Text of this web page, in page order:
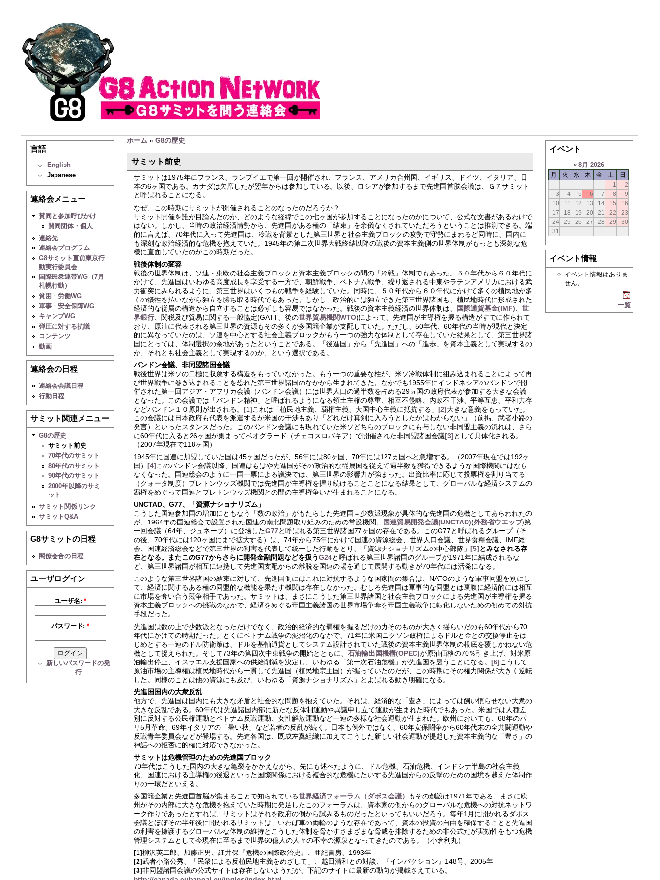
言語
English
Japanese
連絡会メニュー
賛同と参加呼びかけ
賛同団体・個人
連絡先
連絡会プログラム
G8サミット直前東京行
動実行委員会
国際民衆連帯WG（7月
札幌行動）
貧困・労働WG
軍事・安全保障WG
キャンプWG
弾圧に対する抗議
コンテンツ
動画
連絡会の日程
連絡会会議日程
行動日程
サミット関連メニュー
G8の歴史
サミット前史
70年代のサミット
80年代のサミット
90年代のサミット
2000年以降のサミ
ット
サミット関係リンク
サミットQ&A
G8サミットの日程
閣僚会合の日程
ユーザログイン
ユーザ名: *
パスワード:*
新しいパスワードの発
行
ホーム » G8の歴史
サミット前史
サミットは1975年にフランス、ランブイエで第一回が開催され、フランス、アメリカ合州国、イギリス、ドイツ、イタリア、日
本の6ヶ国である。カナダは欠席したが翌年からは参加している。以後、ロシアが参加するまで先進国首脳会議は、Ｇ７サミット
と呼ばれることになる。
なぜ、この時期にサミットが開催されることのなったのだろうか？
サミット開催を誰が目論んだのか、どのような経緯でこの七ヶ国が参加することになったのかについて、公式な文書があるわけで
はない。しかし、当時の政治経済情勢から、先進国がある種の「結束」を余儀なくされていただろうということは推測できる。端
的に言えば、70年代に入って先進国は、冷戦を背景とした第三世界と社会主義ブロックの攻勢で守勢にまわるど同時に、国内に
も深刻な政治経済的な危機を抱えていた。1945年の第二次世界大戦終結以降の戦後の資本主義側の世界体制がもっとも深刻な危
機に直面していたのがこの時期だった。
戦後体制の変容
戦後の世界体制は、ソ連・東欧の社会主義ブロックと資本主義ブロックの間の「冷戦」体制でもあった。５０年代から６０年代に
かけて、先進国はいわゆる高度成長を享受する一方で、朝鮮戦争、ベトナム戦争、繰り返される中東やラテンアメリカにおける武
力衝突にみられるように、第三世界はいくつもの戦争を経験していた。同時に、５０年代から６０年代にかけて多くの植民地が多
くの犠牲を払いながら独立を勝ち取る時代でもあった。しかし、政治的には独立できた第三世界諸国も、植民地時代に形成された
経済的な従属の構造から自立することは必ずしも容易ではなかった。戦後の資本主義経済の世界体制は、
国際通貨基金(IMF)
世
界銀行、関税及び貿易に関する一般協定(GATT、後の世界貿易機関WTO)によって、先進国が主導権を握る構造がすでに作られて
おり、原油に代表される第三世界の資源もその多くが多国籍企業が支配していた。ただし、50年代、60年代の当時が現代と決定
的に異なっていたのは、ソ連を中心とする社会主義ブロックがもう一つの強力な体制として存在していた結果として、第三世界諸
国にとっては、体制選択の余地があったということである。「後進国」から「先進国」への「進歩」を資本主義として実現するの
か、それとも社会主義として実現するのか、という選択である。
バンドン会議、非同盟諸国会議
戦後世界は米ソの二極に収斂する構造をもっていなかった。もう一つの重要な柱が、米ソ冷戦体制に組み込まれることによって再
び世界戦争に巻き込まれることを恐れた第三世界諸国のなかから生まれてきた。なかでも1955年にインドネシアのバンドンで開
催された第一回アジア・アフリカ会議（バンドン会議）には世界人口の過半数を占める29ヵ国の政府代表が参加する大きな会議
となった。この会議では「バンドン精神」と呼ばれるようになる領土主権の尊重、相互不侵略、内政不干渉、平等互恵、平和共存
などバンドン１０原則が出される。 [1]これは「植民地主義、覇権主義、大国中心主義に抵抗する」 [2]大きな意義をもっていた。
この会議には日本政府も代表を派遣するが米国の干渉もあり「どれだけ真剣に入ろうとしたかはわからない」（前掲、武者小路の
発言）といったスタンスだった。このバンドン会議にも現れていた米ソどちらのブロックにも与しない非同盟主義の流れは、さら
に60年代に入ると26ヶ国が集まってベオグラード（チェコスロバキア）で開催された非同盟諸国会議[3]として具体化される。
（2007年現在で118ヶ国）
1945年に国連に加盟していた国は45ヶ国だったが、56年には80ヶ国、70年には127ヵ国へと急増する。（2007年現在では192ヶ
国） [4]このバンドン会議以降、国連はもはや先進国がその政治的な従属国を従えて過半数を獲得できるような国際機関にはなら
なくなった。国連総会のように一国一票による議決では、第三世界の影響力が強まった。出資比率に応じて投票権を割り当てる
（クォータ制度）ブレトンウッズ機関では先進国が主導権を握り続けることことになる結果として、グローバルな経済システムの
覇権をめぐって国連とブレトンウッズ機関との間の主導権争いが生まれることになる。
UNCTAD、G77、「資源ナショナリズム」
こうした国連参加国の増加にともなう「数の政治」がもたらした先進国＝少数派現象が具体的な先進国の危機としてあらわれたの
が、1964年の国連総会で設置された国連の南北問題取り組みのための常設機関、
国連貿易開発会議(UNCTAD)(外務省ウエッブ)第
一回会議（64年、ジュネーブ）に登場したG77と呼ばれる第三世界諸国77ヶ国の存在である。このG77と呼ばれるグループ（そ
の後、70年代には120ヶ国にまで拡大する）は、74年から75年にかけて国連の資源総会、世界人口会議、世界食糧会議、IMF総
会、国連経済総会などで第三世界の利害を代表して統一した行動をとり、「資源ナショナリズムの中心部隊」 [5]とみなされる存
在となる。またこのG77からさらに開発金融問題などを扱うG24と呼ばれる第三世界諸国のグループが1971年に結成されるな
ど、第三世界諸国が相互に連携して先進国支配からの離脱を国連の場を通じて展開する動きが70年代には活発になる。
このような第三世界諸国の結束に対して、先進国側にはこれに対抗するような国家間の集合は、NATOのような軍事同盟を別にし
て、経済に関するある種の同盟的な機能を果たす機関は存在しなかった。むしろ先進国は軍事的な同盟とは裏腹に経済的には相互
に市場を奪い合う競争相手であった。サミットは、まさにこうした第三世界諸国と社会主義ブロックによる先進国が主導権を握る
資本主義ブロックへの挑戦のなかで、経済をめぐる帝国主義諸国の世界市場争奪を帝国主義戦争に転化しないための初めての対抗
手段だった。
先進国は数の上で少数派となっただけでなく、政治的経済的な覇権を握るだけの力そのものが大きく揺らいだのも60年代から70
年代にかけての時期だった。とくにベトナム戦争の泥沼化のなかで、71年に米国ニクソン政権にょるドルと金との交換停止をは
じめとする一連のドル防衛策は、ドルを基軸通貨としてシステム設計されていた戦後の資本主義世界体制の根底を覆しかねない危
機として捉えられた。そして73年の第四次中東戦争の開始とともに、 石油輸出国機構(OPEC)が原油価格の70％引き上げ、対米原
油輸出停止、イスラエル支援国家への供給削減を決定し、いわゆる「第一次石油危機」が先進国を襲うことになる。 [6]こうして
原油市場の主導権は植民地時代から一貫して先進国（植民地宗主国）が握っていたのだが、この時期にその権力関係が大きく逆転
した。同様のことは他の資源にも及び、いわゆる「資源ナショナリズム」とよばれる動き明確になる。
先進国国内の大衆反乱
他方で、先進国は国内にも大きな矛盾と社会的な問題を抱えていた。それは、経済的な「豊さ」によっては飼い慣らせない大衆の
大きな反乱である。60年代は先進諸国内部に新たな反体制運動や異議申し立て運動が生まれた時代でもあった。米国では人種差
別に反対する公民権運動とベトナム反戦運動、女性解放運動など一連の多様な社会運動が生まれた。欧州においても、68年のパ
リ5月革命、69年イタリアの「暑い秋」など若者の反乱が続く。日本も例外ではなく、60年安保闘争から60年代末の全共闘運動や
反戦青年委員会などが登場する。先進各国は、既成左翼組織に加えてこうした新しい社会運動が提起した資本主義的な「豊さ」の
神話への拒否に的確に対応できなかった。
サミットは危機管理のための先進国ブロック
70年代はこうした国内の大きな亀裂をかかえながら、先にも述べたように、ドル危機、石油危機、インドシナ半島の社会主義
化、国連における主導権の後退といった国際関係における複合的な危機にたいする先進国からの反撃のための国境を越えた体制作
りの一環だといえる。
多国籍企業と先進国首脳が集まることで知られている世界経済フォーラム（ダボス会議）
もその創設は1971年である。まさに欧
州がその内部に大きな危機を抱えていた時期に発足したこのフォーラムは、資本家の側からのグローバルな危機への対抗ネットワ
ーク作りであったとすれば、サミットはそれを政府の側から試みるものだったといってもいいだろう。毎年1月に開かれるダボス
会議とほぼその半年後に開かれるサミットは、いわば車の両輪のような存在であって、資本の投資の自由を確保することと先進国
の利害を擁護するグローバルな体制の維持とこうした体制を脅かすさまざまな脅威を排除するための非公式だが実効性をもつ危機
管理システムとして今現在に至るまで世界60億人の人々の不幸の源泉となってきたのである。（小倉利丸）
[1]柳沢英二郎、加藤正男、細井保『危機の国際政治史』、亜紀書房、1993年
[2]武者小路公秀、「民衆による反植民地主義をめざして」、越田清和との対談、『インパクション』148号、2005年
[3]非同盟諸国会議の公式サイトは存在しないようだが、下記のサイトに最新の動向が掲載さえている。
イベント
« 8月 2026
月 火 水 木 金 土
日
1
2
3
4 5 6 7 8
9
10
11 12 13 14 15
16
17
18 19 20 21 22
23
24
25 26 27 28 29
30
31
イベント情報
イベント情報はありま
せん。
一覧